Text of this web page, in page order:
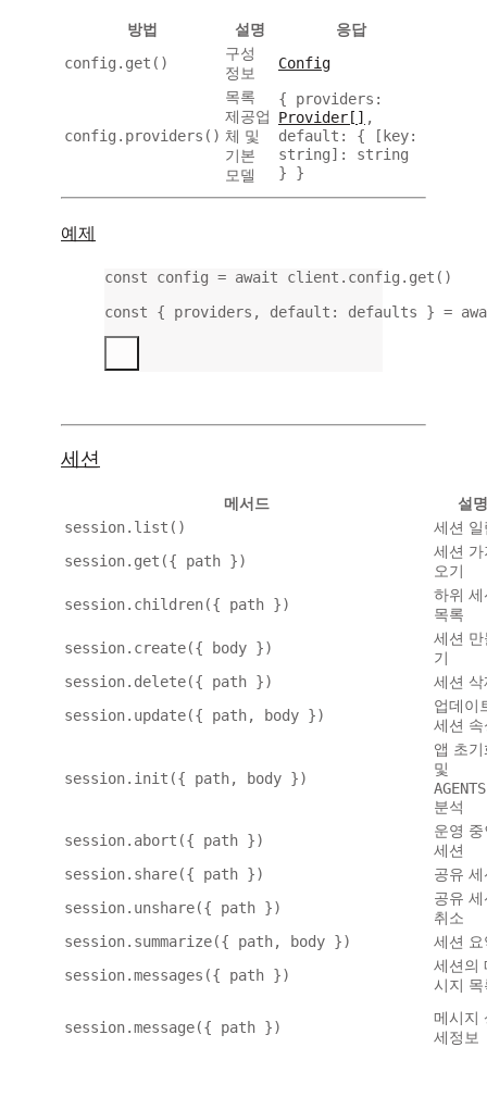
방법 설명 응답
config.get()
구성
정보
Config
config.providers()
목록
제공업
체 및
기본
모델
{ providers:
Provider[] ,
default: { [key:
string]: string
} }
예제
const config = await client.config. get ()
const { providers , default : defaults } =
세션
메서드 설명
session.list() 세션 일
session.get({ path })
세션 가
오기
session.children({ path })
하위 세
목록
session.create({ body })
세션 만
기
session.delete({ path }) 세션 삭
session.update({ path, body })
업데이
세션 속
session.init({ path, body })
앱 초기
및
분석
session.abort({ path })
운영 중
세션
session.share({ path }) 공유 세
session.unshare({ path })
공유 세
취소
session.summarize({ path, body }) 세션 요
session.messages({ path })
세션의
시지 목
session.message({ path })
메시지
세정보